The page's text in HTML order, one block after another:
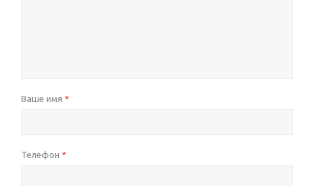
Ваше имя *
Телефон *